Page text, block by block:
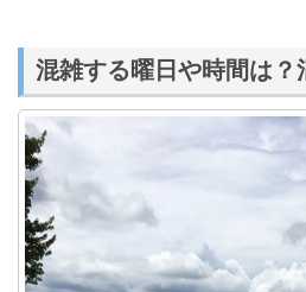
混雑する曜日や時間は？